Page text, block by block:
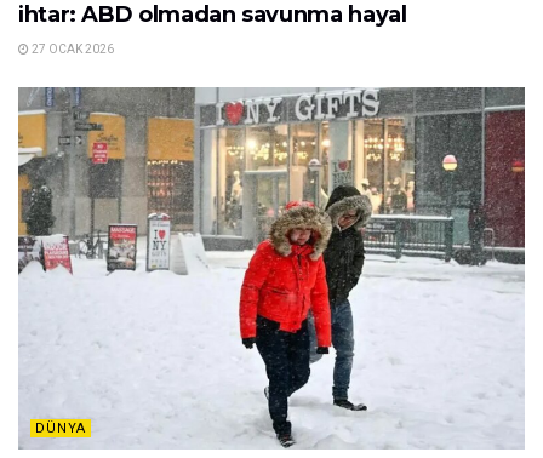
ihtar: ABD olmadan savunma hayal
27 OCAK 2026
DÜNYA